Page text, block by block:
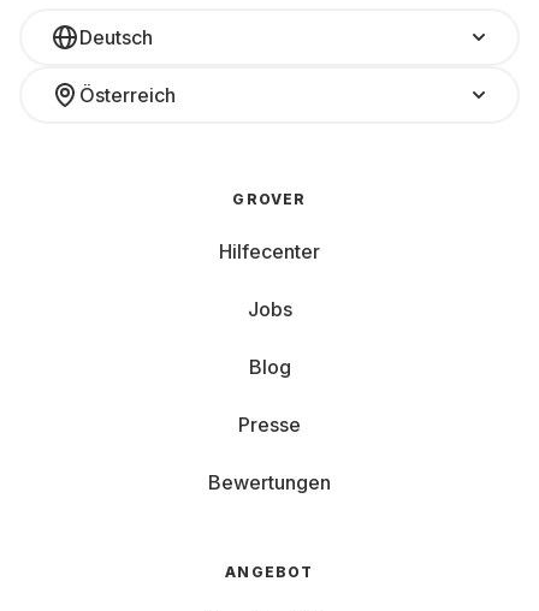
Deutsch
Österreich
GROVER
Hilfecenter
Jobs
Blog
Presse
Bewertungen
ANGEBOT